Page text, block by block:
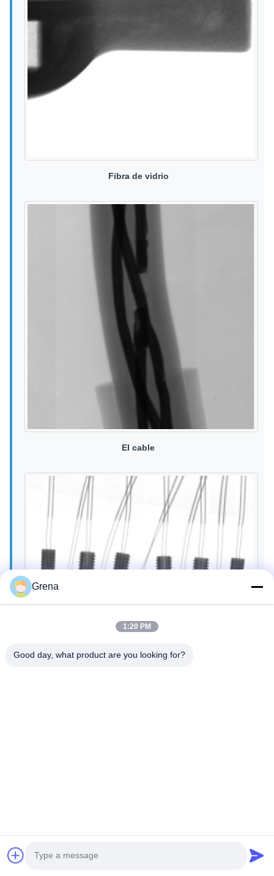
Fibra de vidrio
El cable
Grena
1:20 PM
Good day, what product are you looking for?